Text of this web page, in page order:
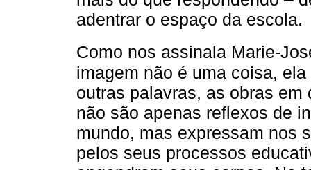
adentrar o espaço da escola.
Como nos assinala Marie-
imagem não é uma coisa,
outras palavras, as obras
não são apenas reflexos de
mundo, mas expressam nos
pelos seus processos